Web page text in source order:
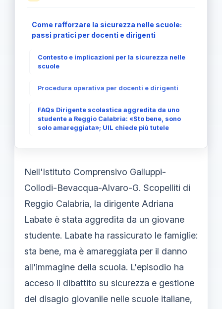
Come rafforzare la sicurezza nelle scuole:
passi pratici per docenti e dirigenti
Contesto e implicazioni per la sicurezza nelle
scuole
Procedura operativa per docenti e dirigenti
FAQs Dirigente scolastica aggredita da uno
studente a Reggio Calabria: «Sto bene, sono
solo amareggiata»; UIL chiede più tutele
Nell'Istituto Comprensivo Galluppi-
Collodi-Bevacqua-Alvaro-G. Scopelliti di
Reggio Calabria, la dirigente Adriana
Labate è stata aggredita da un giovane
studente. Labate ha rassicurato le famiglie:
sta bene, ma è amareggiata per il danno
all'immagine della scuola. L'episodio ha
acceso il dibattito su sicurezza e gestione
del disagio giovanile nelle scuole italiane,